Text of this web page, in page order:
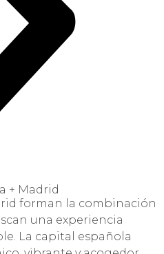
+ Madrid
forman la combinación
una experiencia
La capital española